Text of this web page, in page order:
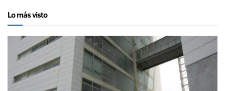
Lo más visto